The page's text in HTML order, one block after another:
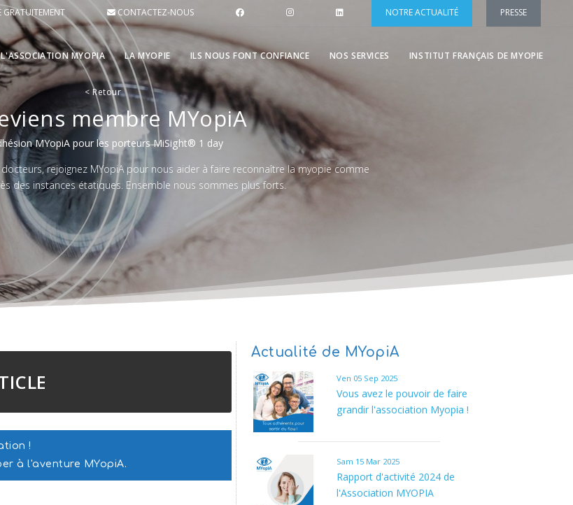
GRATUITEMENT CONTACTEZ-NOUS NOTRE ACTUALITÉ PRESSE
L'ASSOCIATION MYOPIA LA MYOPIE ILS NOUS FONT CONFIANCE NOS SERVICES INSTITUT FRANÇAIS DE MYOPIE
< Retour
membre MYopiA
MYopiA pour les porteurs MiSight® 1 day
rejoignez MYopiA pour nous aider à faire reconnaître la myopie comme
des instances étatiques. Ensemble nous sommes plus forts.
!
à l'aventure MYopiA.
Actualité de MYopiA
Ven 05 Sep 2025
Vous avez le pouvoir de faire
grandir l'association Myopia !
Sam 15 Mar 2025
Rapport d'activité 2024 de
l'Association MYOPIA